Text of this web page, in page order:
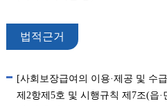
법적근거
[사회보장급여의 이용·제공 및 수
제2항제5호 및 시행규칙 제7조(읍